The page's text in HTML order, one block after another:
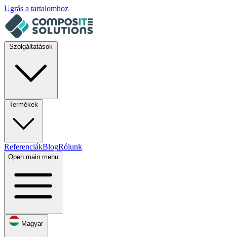
Ugrás a tartalomhoz
ReferenciákBlogRólunk
Open main menu
Magyar